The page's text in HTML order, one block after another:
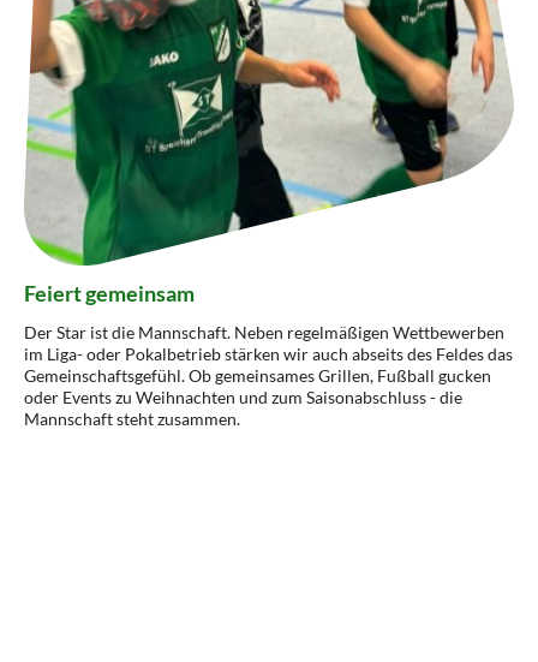
Feiert gemeinsam
Der Star ist die Mannschaft. Neben regelmäßigen Wettbewerben
im Liga- oder Pokalbetrieb stärken wir auch abseits des Feldes das
Gemeinschaftsgefühl. Ob gemeinsames Grillen, Fußball gucken
oder Events zu Weihnachten und zum Saisonabschluss - die
Mannschaft steht zusammen.